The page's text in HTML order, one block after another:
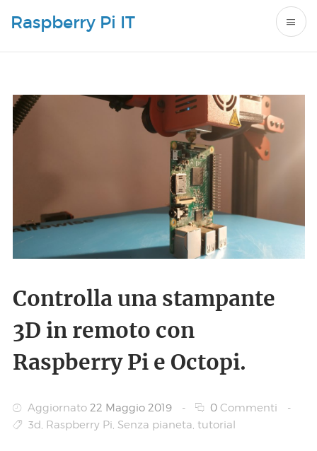
Raspberry Pi IT
Controlla una stampante
3D in remoto con
Raspberry Pi e Octopi.
Aggiornato 22 Maggio 2019 - 0Commenti
-
3d, Raspberry Pi, Senza pianeta, tutorial